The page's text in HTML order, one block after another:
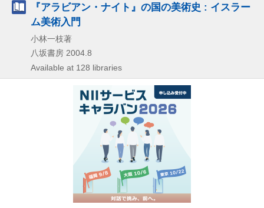
『アラビアン・ナイト』の国の美術史 : イスラー
ム美術入門
小林一枝著
八坂書房 2004.8
Available at 128 libraries